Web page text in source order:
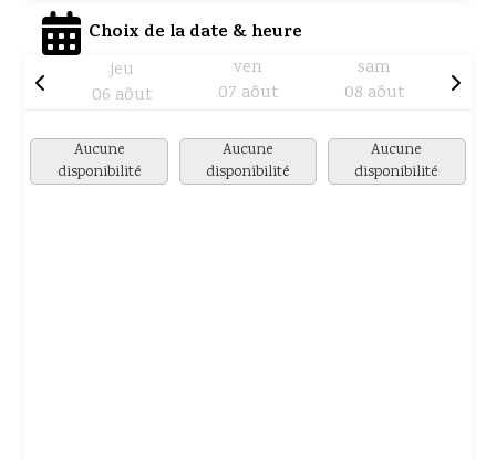
Choix de la date & heure
jeu
06 aôut
ven
07 aôut
sam
08 aôut
Aucune
disponibilité
Aucune
disponibilité
Aucune
disponibilité